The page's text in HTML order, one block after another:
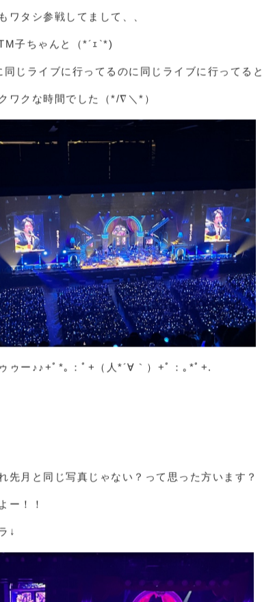
スの定期公演★Harmony★が無事終了しました
ワタシ参戦してまして、、
子ちゃんと（*´ｪ`*)
同じライブに行ってるのに同じライブに行ってる
ワクな時間でした（*/∇＼*）
ゥー♪♪+ﾟ*｡：ﾟ+（人*´∀｀）+ﾟ：｡*ﾟ+.
先月と同じ写真じゃない？って思った方います？
ー！！